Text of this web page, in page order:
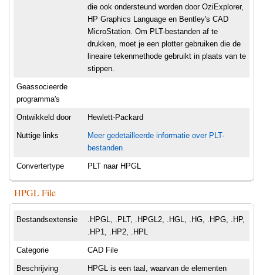
die ook ondersteund worden door OziExplorer,
HP Graphics Language en Bentley's CAD
MicroStation. Om PLT-bestanden af te
drukken, moet je een plotter gebruiken die de
lineaire tekenmethode gebruikt in plaats van te
stippen.
Geassocieerde
programma's
Ontwikkeld door Hewlett-Packard
Nuttige links
Meer gedetailleerde informatie over PLT-
bestanden
Convertertype PLT naar HPGL
HPGL File
Bestandsextensie
.HPGL, .PLT, .HPGL2, .HGL, .HG, .HPG, .HP,
.HP1, .HP2, .HPL
Categorie CAD File
Beschrijving
HPGL is een taal, waarvan de elementen